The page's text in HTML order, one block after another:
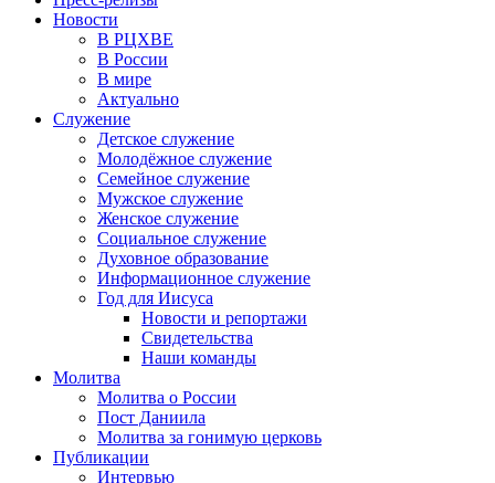
Новости
В РЦХВЕ
В России
В мире
Актуально
Служение
Детское служение
Молодёжное служение
Семейное служение
Мужское служение
Женское служение
Социальное служение
Духовное образование
Информационное служение
Год для Иисуса
Новости и репортажи
Свидетельства
Наши команды
Молитва
Молитва о России
Пост Даниила
Молитва за гонимую церковь
Публикации
Интервью